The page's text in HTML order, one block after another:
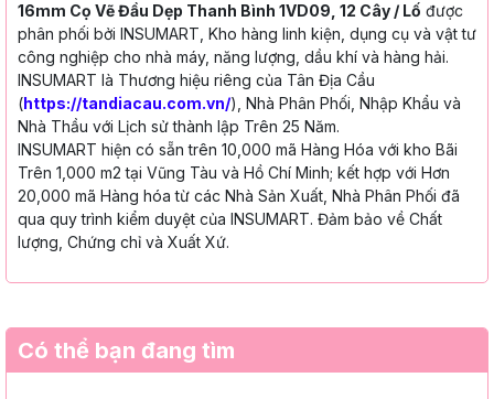
16mm Cọ Vẽ Đầu Dẹp Thanh Bình 1VD09, 12 Cây / Lố được
phân phối bởi INSUMART, Kho hàng linh kiện, dụng cụ và vật tư
công nghiệp cho nhà máy, năng lượng, dầu khí và hàng hải.
INSUMART là Thương hiệu riêng của Tân Địa Cầu
(https://tandiacau.com.vn/), Nhà Phân Phối, Nhập Khẩu và
Nhà Thầu với Lịch sử thành lập Trên 25 Năm.
INSUMART hiện có sẵn trên 10,000 mã Hàng Hóa với kho Bãi
Trên 1,000 m2 tại Vũng Tàu và Hồ Chí Minh; kết hợp với Hơn
20,000 mã Hàng hóa từ các Nhà Sản Xuất, Nhà Phân Phối đã
qua quy trình kiểm duyệt của INSUMART. Đảm bảo về Chất
lượng, Chứng chỉ và Xuất Xứ.
Có thể bạn đang tìm